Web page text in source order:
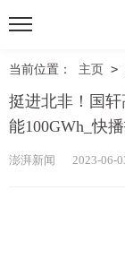
当前位置： 主页 >
挺进北非！国
能100GWh_快
澎湃新闻 2023-06-